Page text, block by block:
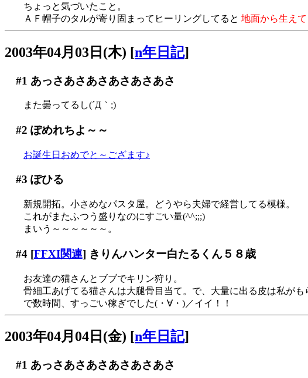
ちょっと気づいたこと。
ＡＦ帽子のタルが寄り固まってヒーリングしてると 地面から生え
2003年04月03日(木) [n年日記]
#1 あっさあさあさあさあさあさ
また曇ってるし(´Д｀;)
#2 ぽめれちよ～～
お誕生日おめでと～ござます♪
#3 ぽひる
新規開拓。小さめなパスタ屋。どうやら夫婦で経営してる模様。
これがまたふつう盛りなのにすごい量(^^;;;)
まいう～～～～～～。
#4[FFXI関連] きりんハンター白たるくん５８歳
お友達の猫さんとブブでキリン狩り。
骨細工あげてる猫さんは大腿骨目当て。で、大量に出る皮は私がも
で数時間、すっごい稼ぎでした(・∀・)／イイ！！
2003年04月04日(金) [n年日記]
#1 あっさあさあさあさあさあさ